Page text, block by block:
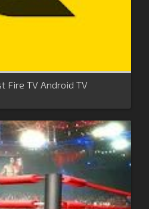
Fire TV Android TV